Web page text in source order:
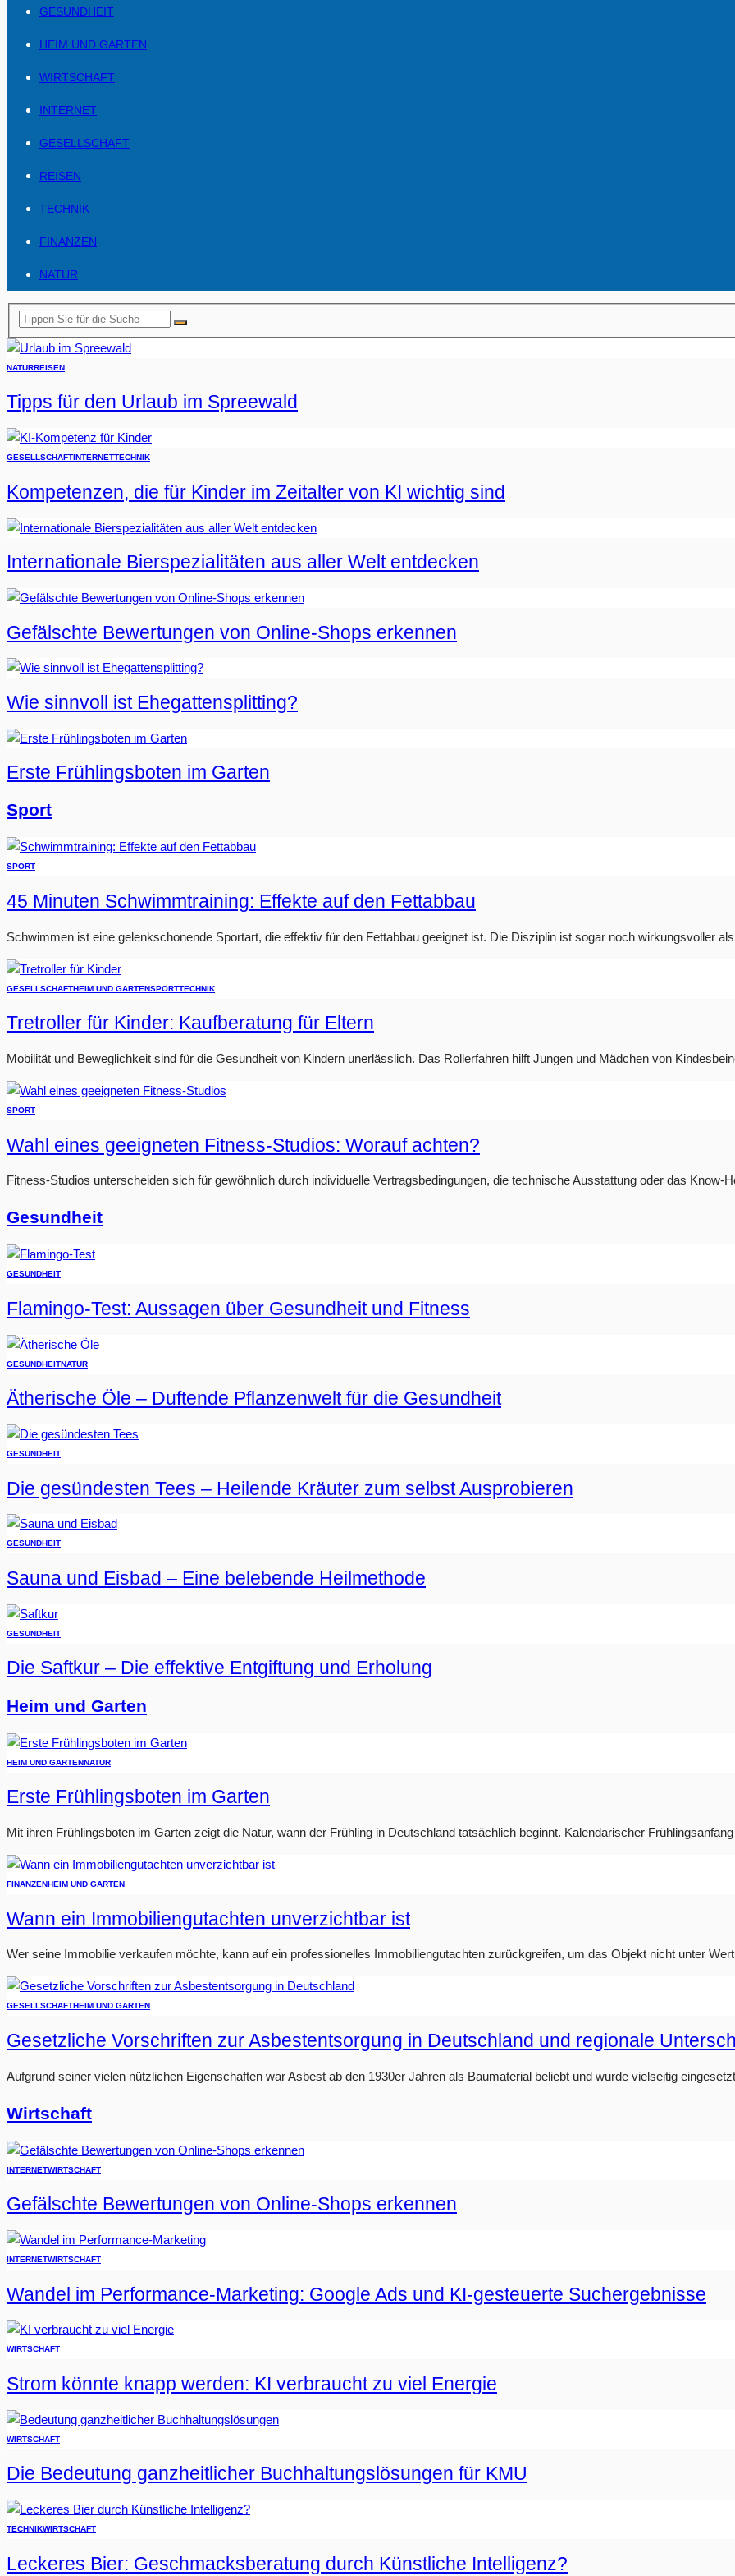
GESUNDHEIT
HEIM UND GARTEN
WIRTSCHAFT
INTERNET
GESELLSCHAFT
REISEN
TECHNIK
FINANZEN
NATUR
NATURREISEN
Tipps für den Urlaub im Spreewald
GESELLSCHAFTINTERNETTECHNIK
Kompetenzen, die für Kinder im Zeitalter von KI wichtig sind
Internationale Bierspezialitäten aus aller Welt entdecken
Gefälschte Bewertungen von Online-Shops erkennen
Wie sinnvoll ist Ehegattensplitting?
Erste Frühlingsboten im Garten
Sport
SPORT
45 Minuten Schwimmtraining: Effekte auf den Fettabbau
Schwimmen ist eine gelenkschonende Sportart, die effektiv für den Fettabbau geeignet ist. Die Disziplin ist sogar noch wirkungsvoller
GESELLSCHAFTHEIM UND GARTENSPORTTECHNIK
Tretroller für Kinder: Kaufberatung für Eltern
Mobilität und Beweglichkeit sind für die Gesundheit von Kindern unerlässlich. Das Rollerfahren hilft Jungen und Mädchen von
SPORT
Wahl eines geeigneten Fitness-Studios: Worauf achten?
Fitness-Studios unterscheiden sich für gewöhnlich durch individuelle Vertragsbedingungen, die technische Ausstattung oder das Know-
Gesundheit
GESUNDHEIT
Flamingo-Test: Aussagen über Gesundheit und Fitness
GESUNDHEITNATUR
Ätherische Öle – Duftende Pflanzenwelt für die Gesundheit
GESUNDHEIT
Die gesündesten Tees – Heilende Kräuter zum selbst Ausprobieren
GESUNDHEIT
Sauna und Eisbad – Eine belebende Heilmethode
GESUNDHEIT
Die Saftkur – Die effektive Entgiftung und Erholung
Heim und Garten
HEIM UND GARTENNATUR
Erste Frühlingsboten im Garten
Mit ihren Frühlingsboten im Garten zeigt die Natur, wann der Frühling in Deutschland tatsächlich beginnt. Kalendarischer
FINANZENHEIM UND GARTEN
Wann ein Immobiliengutachten unverzichtbar ist
Wer seine Immobilie verkaufen möchte, kann auf ein professionelles Immobiliengutachten zurückgreifen, um das Objekt nicht unter
GESELLSCHAFTHEIM UND GARTEN
Gesetzliche Vorschriften zur Asbestentsorgung in Deutschland und regionale
Aufgrund seiner vielen nützlichen Eigenschaften war Asbest ab den 1930er Jahren als Baumaterial beliebt und wurde vielseitig
Wirtschaft
INTERNETWIRTSCHAFT
Gefälschte Bewertungen von Online-Shops erkennen
INTERNETWIRTSCHAFT
Wandel im Performance-Marketing: Google Ads und KI-gesteuerte Suchergebnisse
WIRTSCHAFT
Strom könnte knapp werden: KI verbraucht zu viel Energie
WIRTSCHAFT
Die Bedeutung ganzheitlicher Buchhaltungslösungen für KMU
TECHNIKWIRTSCHAFT
Leckeres Bier: Geschmacksberatung durch Künstliche Intelligenz?